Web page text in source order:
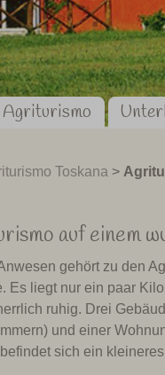
Agriturismo
Toskana >
auf einem
gehört zu den
Es liegt nur ein paar
ruhig. Drei
und einer
sich ein